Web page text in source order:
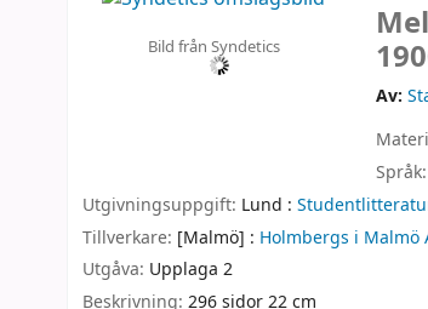
Bild från Syndetics
Av:
Utgivningsuppgift: Lund :
Tillverkare: [Malmö] : Holmbergs i Malmö
Utgåva: Upplaga 2
Beskrivning: 296 sidor 22 cm